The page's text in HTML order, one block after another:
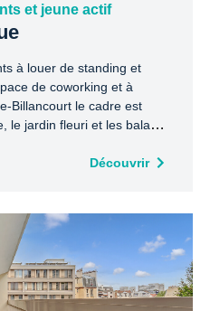
et jeune actif
à louer de standing et
de coworking et à
Billancourt le cadre est
le jardin fleuri et les balades
Découvrir